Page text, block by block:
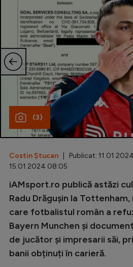
Echipa Națională
U21
Fotbal feminin
Special
Diverse
Clasamente
Champions League
Europa League
Conference
CM 2026
Premier League
(3)
Costin Ștucan | Publicat:
15.01.2024 08:05
iAMsport.ro publică astăzi
Radu Drăgușin la
care fotbalistul român a
Bayern Munchen și
de jucător și impresarii săi,
banii obținuți în carieră.